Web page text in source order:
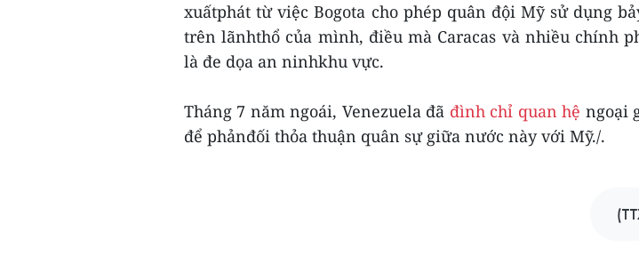
xuấtphát từ việc Bogota cho phép quân đội Mỹ sử dụng
trên lãnhthổ của mình, điều mà Caracas và nhiều chính
là đe dọa an ninhkhu vực.
Tháng 7 năm ngoái, Venezuela đã đình chỉ quan hệ ngoại
để phảnđối thỏa thuận quân sự giữa nước này với Mỹ./.